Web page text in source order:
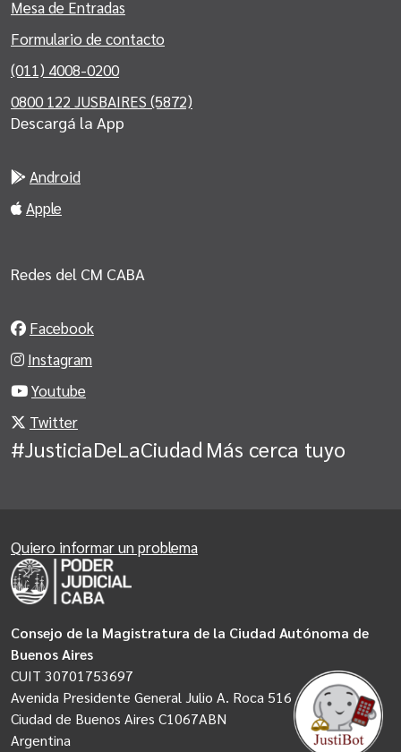
Mesa de Entradas
Formulario de contacto
(011) 4008-0200
0800 122 JUSBAIRES (5872)
Descargá la App
Android
Apple
Redes del CM CABA
Facebook
Instagram
Youtube
Twitter
#JusticiaDeLaCiudad Más cerca tuyo
Consejo de la Magistratura de la Ciudad Autónoma de
Buenos Aires
CUIT 30701753697
Avenida Presidente General Julio A. Roca 516
Ciudad de Buenos Aires C1067ABN
Argentina
Quiero informar un problema